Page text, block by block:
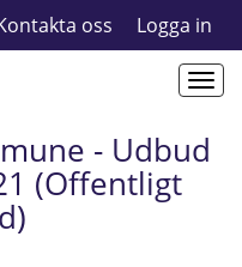
oss Logga in
- Udbud
(Offentligt